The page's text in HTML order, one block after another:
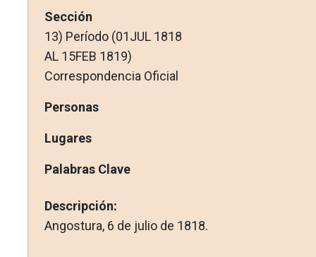
Sección
13) Período (01JUL 1818
AL 15FEB 1819)
Correspondencia Oficial
Personas
Lugares
Palabras Clave
Descripción:
Angostura, 6 de julio de 1818.